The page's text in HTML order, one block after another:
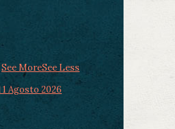
See MoreSee Less
Agosto 2026